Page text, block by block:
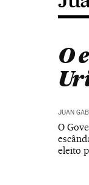
O
JUAN
O
eleito